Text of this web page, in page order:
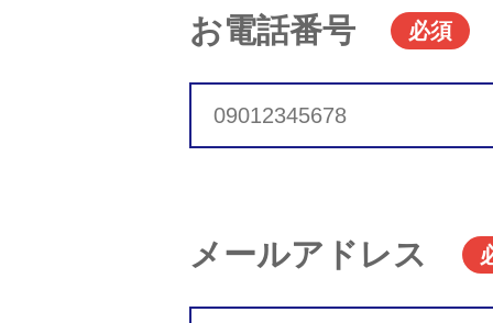
お電話番号 必須
メールアドレス